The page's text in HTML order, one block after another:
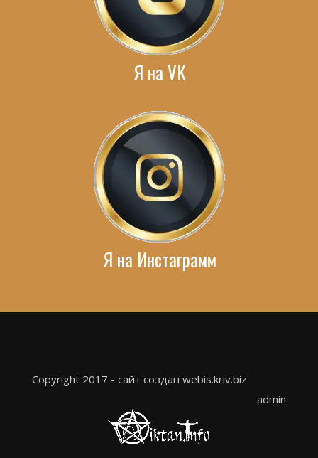
Я на VK
Я на Инстаграмм
Copyright 2017 - сайт создан webis.kriv.biz
admin